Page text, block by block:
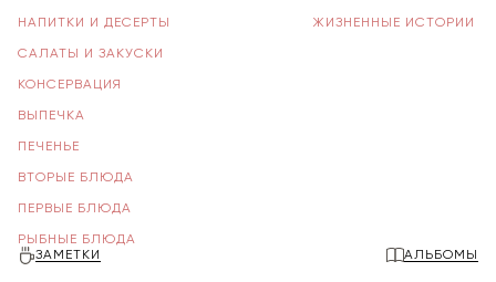
НАПИТКИ И ДЕСЕРТЫ
САЛАТЫ И ЗАКУСКИ
КОНСЕРВАЦИЯ
ВЫПЕЧКА
ПЕЧЕНЬЕ
ВТОРЫЕ БЛЮДА
ПЕРВЫЕ БЛЮДА
РЫБНЫЕ БЛЮДА
ЖИЗНЕННЫЕ ИСТОРИИ
ЗАМЕТКИ АЛЬБОМЫ